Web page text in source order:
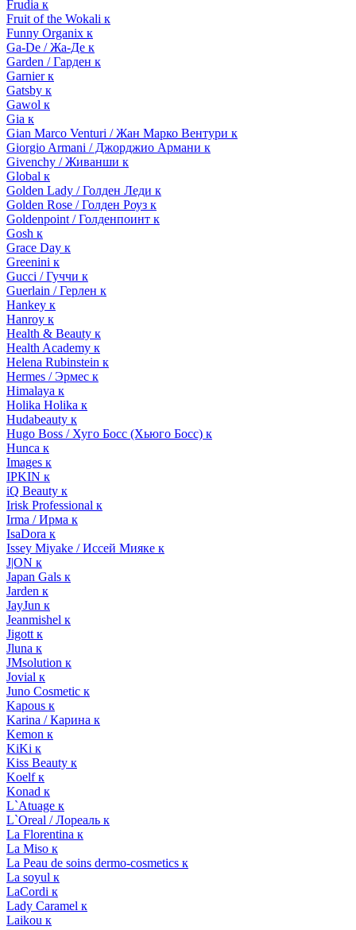
Frudia к
Fruit of the Wokali к
Funny Organix к
Ga-De / Жа-Де к
Garden / Гарден к
Garnier к
Gatsby к
Gawol к
Gia к
Gian Marco Venturi / Жан Марко Вентури к
Giorgio Armani / Джорджио Армани к
Givenchy / Живанши к
Global к
Golden Lady / Голден Леди к
Golden Rose / Голден Роуз к
Goldenpoint / Голденпоинт к
Gosh к
Grace Day к
Greenini к
Gucci / Гуччи к
Guerlain / Герлен к
Hankey к
Hanroy к
Health & Beauty к
Health Academy к
Helena Rubinstein к
Hermes / Эрмес к
Himalaya к
Holika Holika к
Hudabeauty к
Hugo Boss / Хуго Босс (Хьюго Босс) к
Hunca к
Images к
IPKIN к
iQ Beauty к
Irisk Professional к
Irma / Ирма к
IsaDora к
Issey Miyake / Иссей Мияке к
J|ON к
Japan Gals к
Jarden к
JayJun к
Jeanmishel к
Jigott к
Jluna к
JMsolution к
Jovial к
Juno Cosmetic к
Kapous к
Karina / Карина к
Kemon к
KiKi к
Kiss Beauty к
Koelf к
Konad к
L`Atuage к
L`Oreal / Лореаль к
La Florentina к
La Miso к
La Peau de soins dermo-cosmetics к
La soyul к
LaCordi к
Lady Caramel к
Laikou к